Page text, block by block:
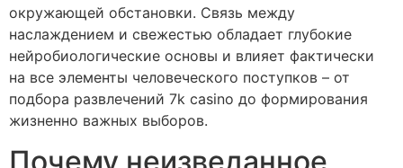
окружающей обстановки. Связь между
наслаждением и свежестью обладает глубокие
нейробиологические основы и влияет фактически
на все элементы человеческого поступков – от
подбора развлечений 7k casino до формирования
жизненно важных выборов.
Почему неизведанное